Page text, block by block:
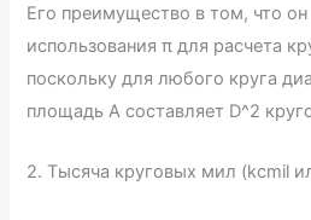
Его преимущество в том, что он
использования π для расчета
поскольку для любого круга
площадь A составляет D^2
2. Тысяча круговых мил (kcmil